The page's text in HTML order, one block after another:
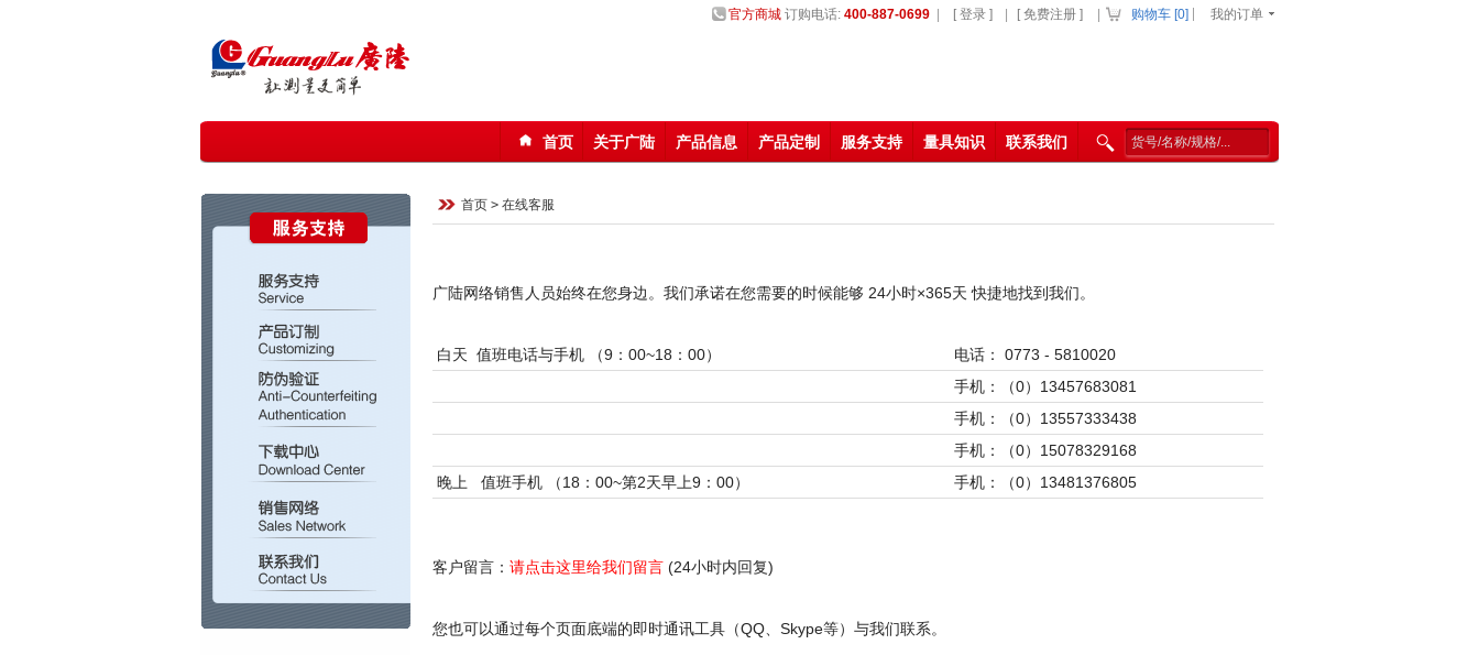
首页 关于广陆 产品信息 产品定制 服务支持 量具知识 联系我们
我的订单
购物车 [0]
[ 登录 ] [ 免费注册 ]
官方商城 订购电话: 400-887-0699
首页 > 在线客服
广陆网络销售人员始终在您身边。我们承诺在您需要的时候能够 24小时×365天 快捷地找到我们。
白天 值班电话与手机 （9：00~18：00）
电话： 0773 - 5810020
手机：（0）13457683081
手机：（0）13557333438
手机：（0）15078329168
晚上 值班手机 （18：00~第2天早上9：00）
手机：（0）13481376805
客户留言： 请点击这里给我们留言 (24小时内回复)
您也可以通过每个页面底端的即时通讯工具（QQ、Skype等）与我们联系。